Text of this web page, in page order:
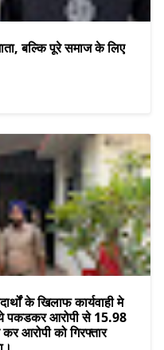
बल्कि पूरे समाज के लिए
के खिलाफ कार्यवाही मे
पकडकर आरोपी से 15.98
आरोपी को गिरफ्तार